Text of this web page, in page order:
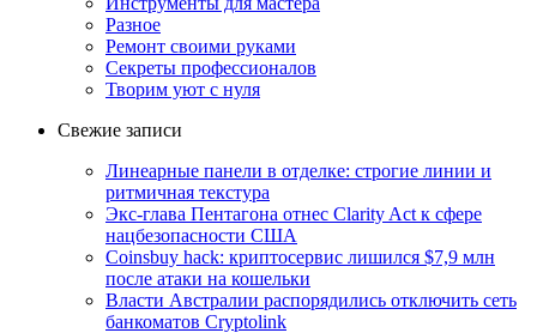
Разное
Ремонт своими руками
Секреты профессионалов
Творим уют с нуля
Свежие записи
Линеарные панели в отделке: строгие линии и
ритмичная текстура
Экс-глава Пентагона отнес Clarity Act к сфере
нацбезопасности США
Coinsbuy hack: криптосервис лишился $7,9 млн
после атаки на кошельки
Власти Австралии распорядились отключить сеть
банкоматов Cryptolink